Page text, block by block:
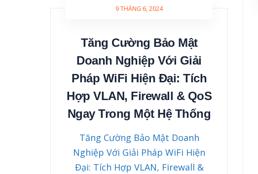
9 THÁNG 6, 2024
Tăng Cường Bảo Mật
Doanh Nghiệp Với Giải
Pháp WiFi Hiện Đại: Tích
Hợp VLAN, Firewall & QoS
Ngay Trong Một Hệ Thống
Tăng Cường Bảo Mật Doanh
Nghiệp Với Giải Pháp WiFi Hiện
Đại: Tích Hợp VLAN, Firewall &